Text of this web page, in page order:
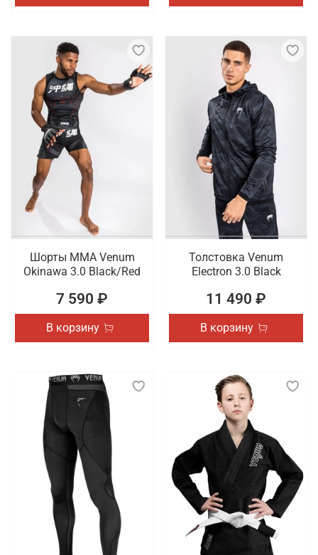
Шорты ММА Venum
Okinawa 3.0 Black/Red
7 590 ₽
В корзину
Толстовка Venum
Electron 3.0 Black
11 490 ₽
В корзину